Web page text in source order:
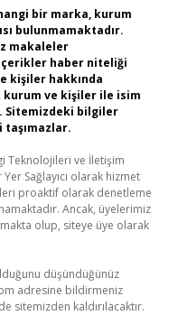
bir marka, kurum
bulunmamaktadır.
makaleler
haber niteliği
kişiler hakkında
kurum ve kişiler ile isim
Sitemizdeki bilgiler
Teknolojileri ve İletişim
Sağlayıcı olarak hizmet
proaktif olarak denetleme
Ancak, üyelerimiz
olup, siteye üye olarak
düşündüğünüz
adresine bildirmeniz
sitemizden kaldırılacaktır.